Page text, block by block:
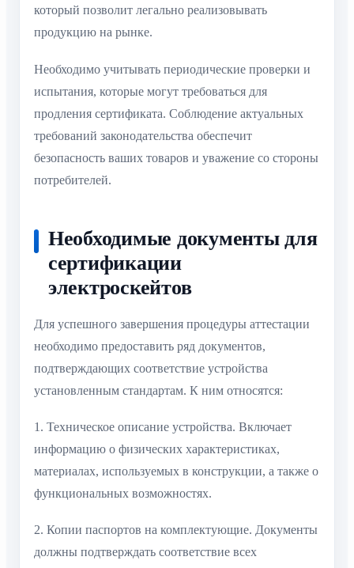
который позволит легально реализовывать
продукцию на рынке.
Необходимо учитывать периодические проверки и
испытания, которые могут требоваться для
продления сертификата. Соблюдение актуальных
требований законодательства обеспечит
безопасность ваших товаров и уважение со стороны
потребителей.
Необходимые документы для
сертификации
электроскейтов
Для успешного завершения процедуры аттестации
необходимо предоставить ряд документов,
подтверждающих соответствие устройства
установленным стандартам. К ним относятся:
1. Техническое описание устройства. Включает
информацию о физических характеристиках,
материалах, используемых в конструкции, а также о
функциональных возможностях.
2. Копии паспортов на комплектующие. Документы
должны подтверждать соответствие всех